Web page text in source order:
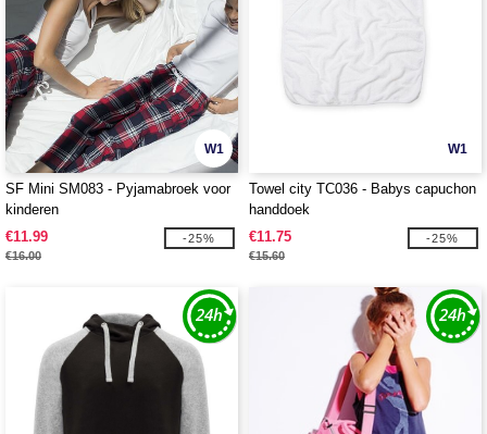
W1
SF Mini SM083 - Pyjamabroek voor
kinderen
€11.99
€16.00
-25%
W1
Towel city TC036 - Babys capuchon
handdoek
€11.75
€15.60
-25%